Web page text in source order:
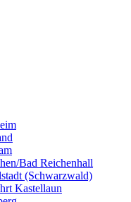
Bad Reichenhall
(Schwarzwald)
Kastellaun